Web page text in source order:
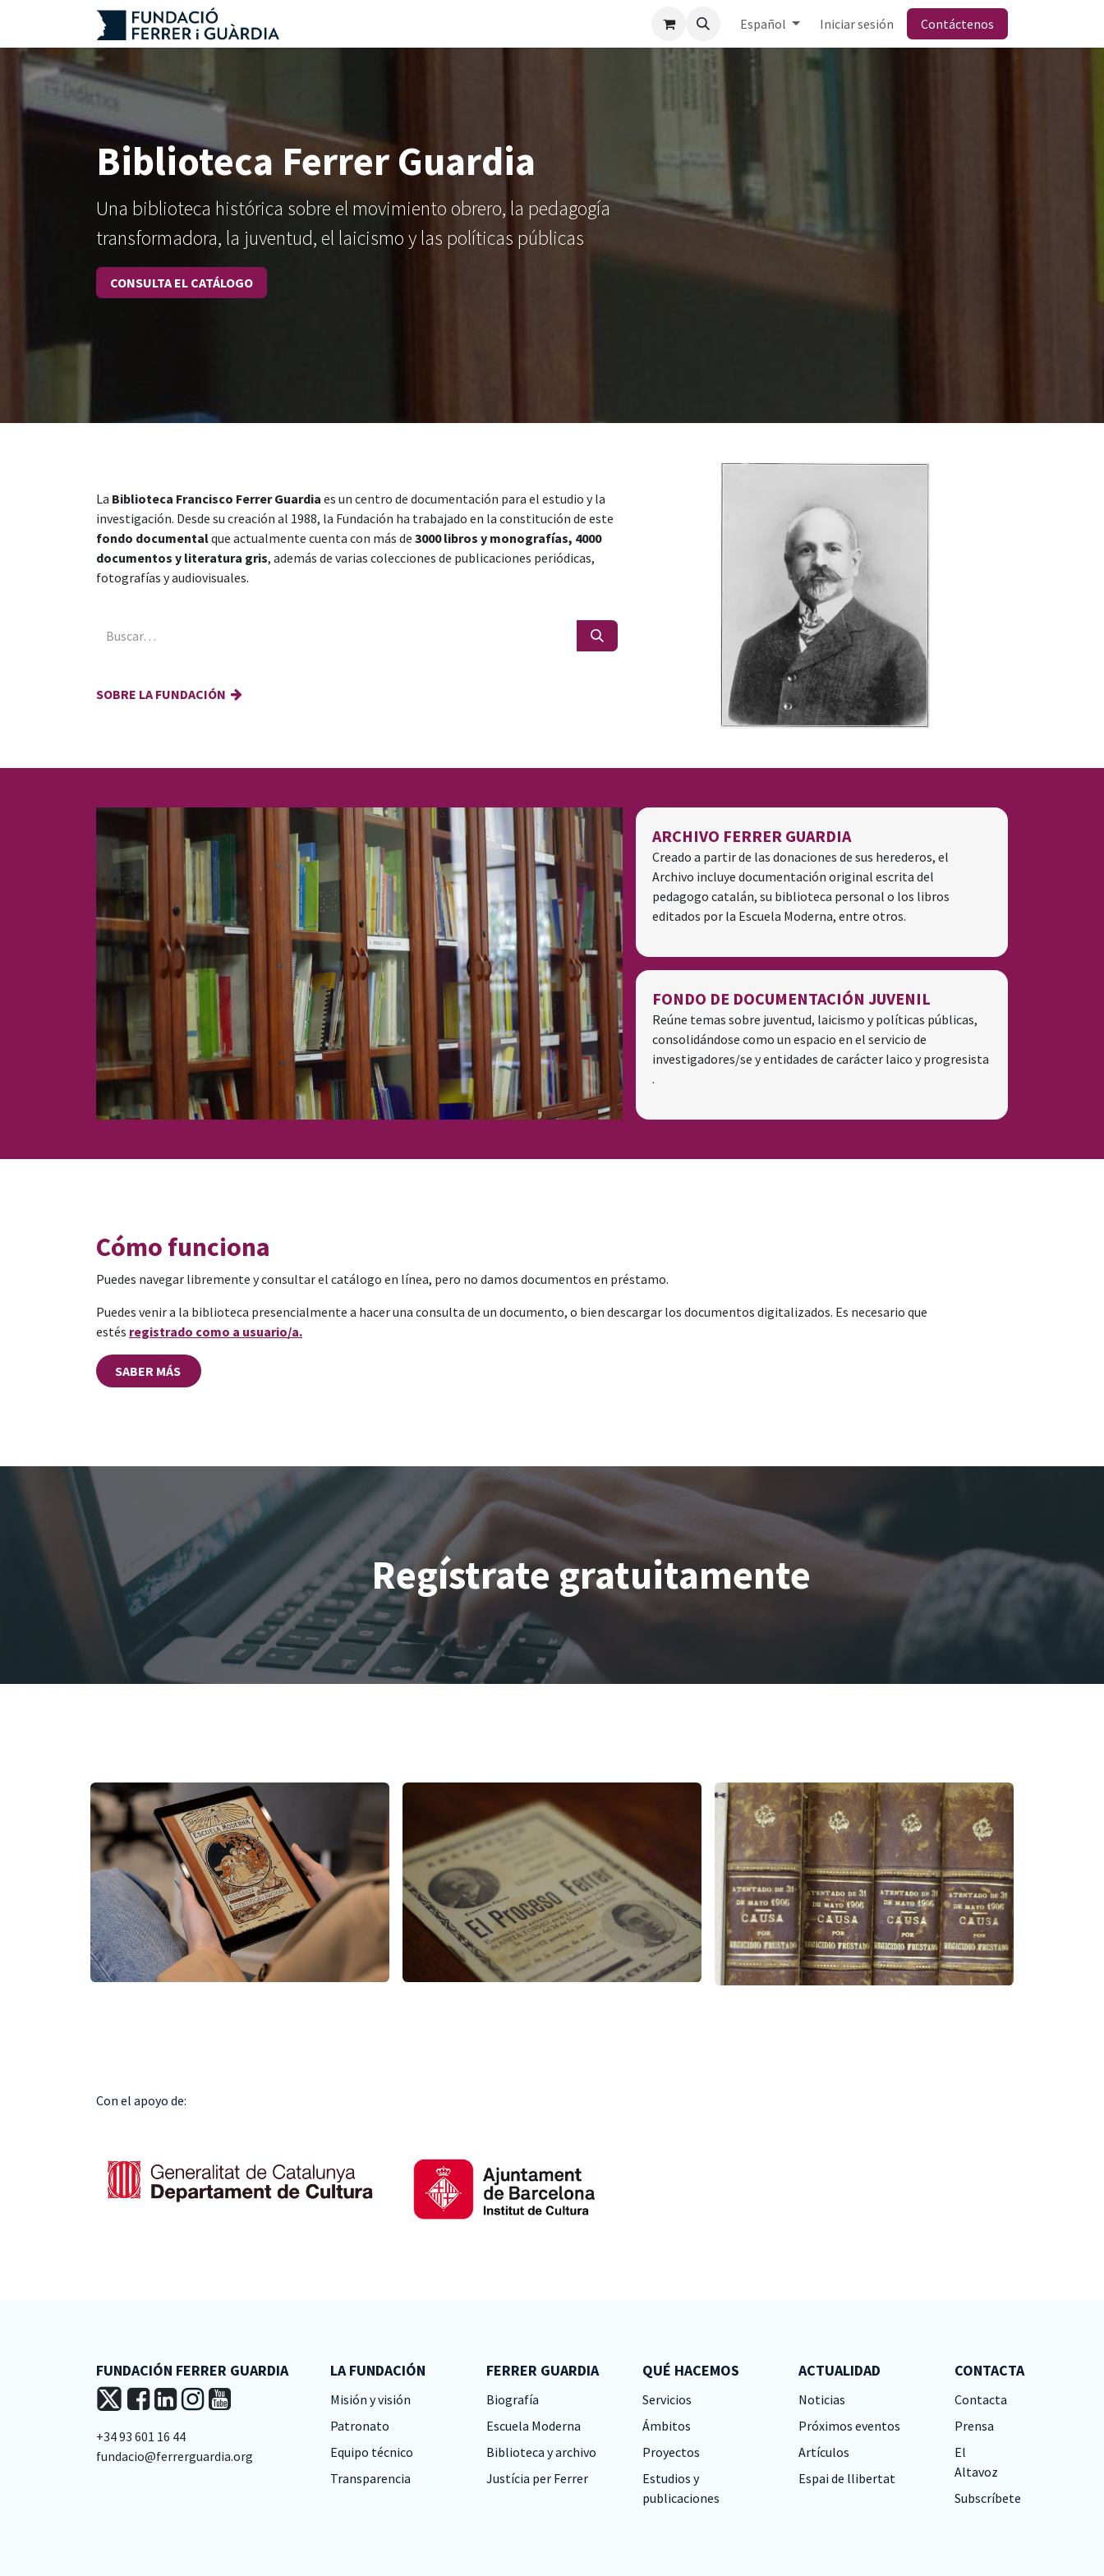
Español Iniciar sesión Contáctenos
Biblioteca Ferrer Guardia
Una biblioteca histórica sobre el movimiento obrero, la pedagogía
transformadora, la juventud, el laicismo y las políticas públicas
CONSULTA EL CATÁLOGO
La Biblioteca Francisco Ferrer Guardia es un centro de documentación para el estudio y la
investigación. Desde su creación al 1988, la Fundación ha trabajado en la constitución de este
fondo documentalque actualmente cuenta con más de 3000 libros y monografías, 4000
documentos y literatura gris, además de varias colecciones de publicaciones periódicas,
fotografías y audiovisuales.
SOBRE LA FUNDACIÓN
ARCHIVO FERRER GUARDIA
Creado a partir de las donaciones de sus herederos, el
Archivo incluye documentación original escrita del
pedagogo catalán, su biblioteca personal o los libros
editados por la Escuela Moderna, entre otros.
FONDO DE DOCUMENTACIÓN JUVENIL
Reúne temas sobre juventud, laicismo y políticas públicas,
consolidándose como un espacio en el servicio de
investigadores/se y entidades de carácter laico y progresista​
.
Cómo funciona
Puedes navegar libremente y consultar el catálogo en línea, pero no damos documentos en préstamo.
Puedes venir a la biblioteca presencialmente a hacer una consulta de un documento, o bien descargar los documentos digitalizados. Es necesario que
estés registrado como a usuario/a.
SABER MÁS
Regístrate gratuitamente
Con el apoyo de:
FUNDACIÓN FERRER GUARDIA
+34 93 601 16 44
fundacio@ferrerguardia.org
LA FUNDACIÓN
Misión y visión
Patronato
Equipo técnico
Transparencia
FERRER GUARDIA
Biografía
Escuela Moderna
Biblioteca y archivo
Justícia per Ferrer
QUÉ HACEMOS
Servicios
Ámbitos
Proyectos
Estudios y
publicaciones
ACTUALIDAD
Noticias
Próximos eventos
Artículos
Espai de llibertat
CONTACTA
Contacta
Prensa
El
Altavoz
Subscríbete